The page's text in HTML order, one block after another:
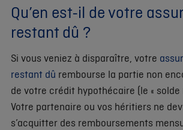
Qu’en est-il de votre
restant dû ?
Si vous veniez à disparaître, votre
restant dû rembourse la partie non
de votre crédit hypothécaire (le « solde
Votre partenaire ou vos héritiers ne
s’acquitter des remboursements